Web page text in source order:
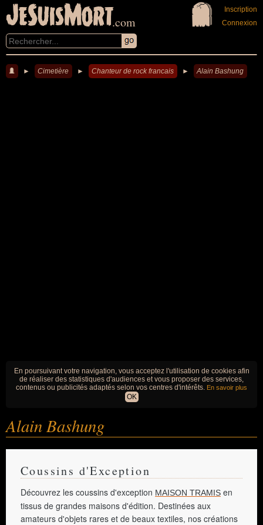
JeSuisMort.com
Inscription
Connexion
► Cimetière ► Chanteur de rock francais ► Alain Bashung
En poursuivant votre navigation, vous acceptez l'utilisation de cookies afin
de réaliser des statistiques d'audiences et vous proposer des services,
contenus ou publicités adaptés selon vos centres d'intérêts. En savoir plus
OK
Alain Bashung
Coussins d'Exception
Découvrez les coussins d'exception MAISON TRAMIS en
tissus de grandes maisons d'édition. Destinées aux
amateurs d'objets rares et de beaux textiles, nos créations